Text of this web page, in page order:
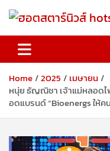
ฮอตสตาร์นิว
Home 2025
เมษายน
หนุ่ย ธัญณิชา เจ้าแม่หลอดไ
อดแบรนด์ “Bioenergs ให้